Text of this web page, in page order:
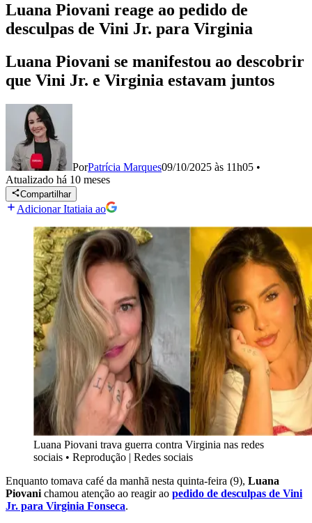
Luana Piovani reage ao pedido de
desculpas de Vini Jr. para Virginia
Luana Piovani se manifestou ao descobrir
que Vini Jr. e Virginia estavam juntos
PorPatrícia Marques09/10/2025 às 11h05 •
Atualizado há 10 meses
Compartilhar
Adicionar Itatiaia ao
Luana Piovani trava guerra contra Virginia nas redes
sociais • Reprodução | Redes sociais
Enquanto tomava café da manhã nesta quinta-feira (9), Luana
Piovani chamou atenção ao reagir ao pedido de desculpas de Vini
Jr. para Virginia Fonseca.